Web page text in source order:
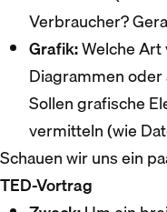
Verbraucher?
Grafik:Welche Art
Diagrammen
Sollen grafische
vermitteln (wie
Schauen wir uns ein
TED-Vortrag